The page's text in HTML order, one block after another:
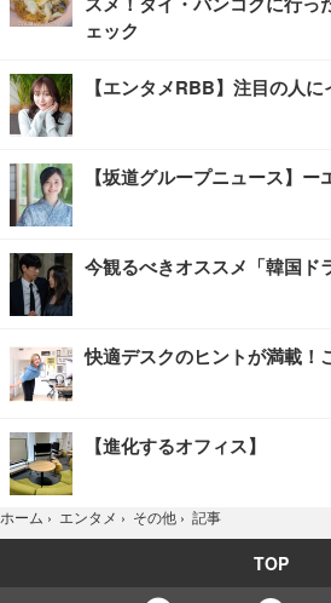
ェック
【エンタメRBB】注目の人
【坂道グループニュース】
今観るべきオススメ「韓国ド
快適デスクのヒントが満載！
【進化するオフィス】
ホーム › エンタメ › その他 › 記事
TOP